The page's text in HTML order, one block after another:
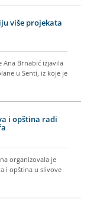
više projekata
Ana Brnabić izjavila
u Senti, iz koje je
i opština radi
organizovala je
i opština u slivove